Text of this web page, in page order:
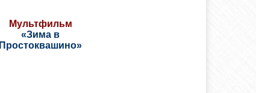
Мультфильм
«Зима в
Простоквашино»